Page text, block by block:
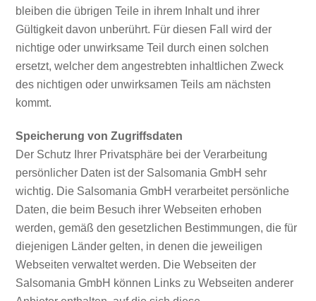
bleiben die übrigen Teile in ihrem Inhalt und ihrer
Gültigkeit davon unberührt. Für diesen Fall wird der
nichtige oder unwirksame Teil durch einen solchen
ersetzt, welcher dem angestrebten inhaltlichen Zweck
des nichtigen oder unwirksamen Teils am nächsten
kommt.
Speicherung von Zugriffsdaten
Der Schutz Ihrer Privatsphäre bei der Verarbeitung
persönlicher Daten ist der Salsomania GmbH sehr
wichtig. Die Salsomania GmbH verarbeitet persönliche
Daten, die beim Besuch ihrer Webseiten erhoben
werden, gemäß den gesetzlichen Bestimmungen, die für
diejenigen Länder gelten, in denen die jeweiligen
Webseiten verwaltet werden. Die Webseiten der
Salsomania GmbH können Links zu Webseiten anderer